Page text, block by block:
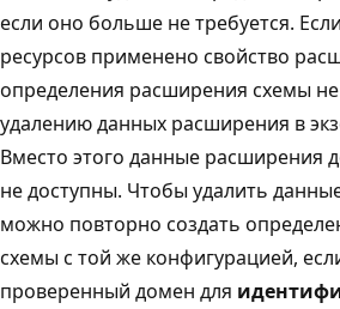
если оно больше не требуется.
ресурсов применено свойство
определения расширения схемы
удалению данных расширения в
Вместо этого данные расширения
не доступны. Чтобы удалить
можно повторно создать
схемы с той же конфигурацией,
проверенный домен для